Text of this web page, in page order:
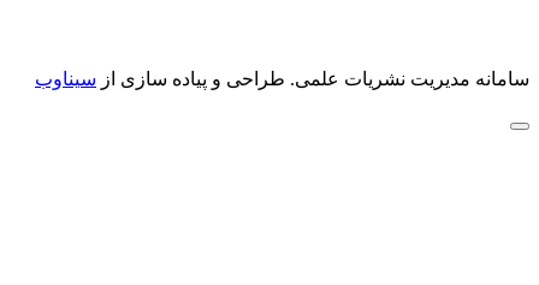
سامانه مدیریت نشریات علمی. طراحی و پیاده سازی از سیناوب